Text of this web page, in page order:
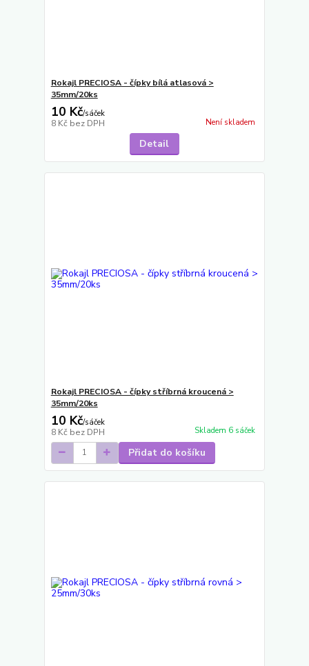
Rokajl PRECIOSA - čípky bílá atlasová >
35mm/20ks
10 Kč/sáček
8 Kč bez DPH Není skladem
Detail
Rokajl PRECIOSA - čípky stříbrná kroucená >
35mm/20ks
10 Kč/sáček
8 Kč bez DPH Skladem 6 sáček
Přidat do košíku